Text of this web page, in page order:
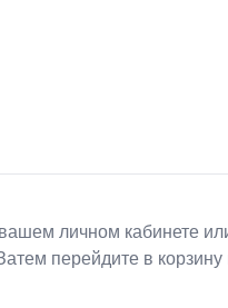
личном кабинете
перейдите в